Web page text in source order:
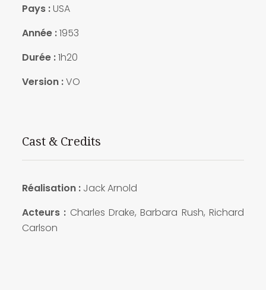
Pays :USA
Année :1953
Durée :1h20
Version :VO
Cast & Credits
Réalisation :Jack Arnold
Acteurs : Charles Drake, Barbara Rush, Richard
Carlson